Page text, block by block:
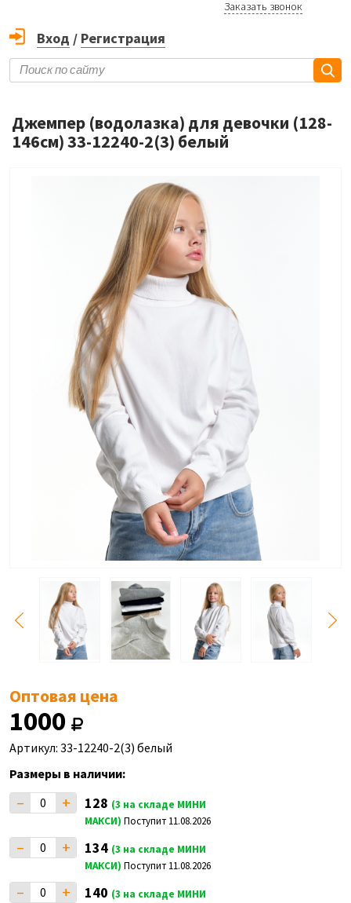
Заказать звонок
Вход / Регистрация
Джемпер (водолазка) для девочки (128-
146см) 33-12240-2(3) белый
Оптовая цена
1000
Артикул: 33-12240-2(3) белый
Размеры в наличии:
– + 128 (3 на складе МИНИ
МАКСИ) Поступит 11.08.2026
– + 134 (3 на складе МИНИ
МАКСИ) Поступит 11.08.2026
– + 140 (3 на складе МИНИ